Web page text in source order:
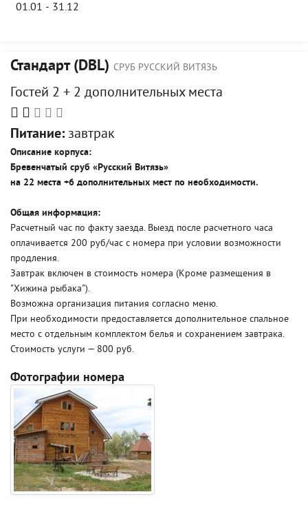
01.01 - 31.12
Стандарт (DBL) СРУБ РУССКИЙ ВИТЯЗЬ
Гостей 2 + 2 дополнительных места
Питание: завтрак
Описание корпуса:
Бревенчатый сруб «Русский Витязь»
на 22 места +6 дополнительных мест по необходимости.
Общая информация:
Расчетный час по факту заезда. Выезд после расчетного часа
оплачивается 200 руб/час с номера при условии возможности
продления.
Завтрак включен в стоимость номера (Кроме размещения в
"Хижина рыбака").
Возможна организация питания согласно меню.
При необходимости предоставляется дополнительное спальное
место с отдельным комплектом белья и сохранением завтрака.
Стоимость услуги — 800 руб.
Фотографии номера